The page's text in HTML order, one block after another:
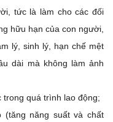
tức là làm cho các đối
hữu hạn của con người,
lý, sinh lý, hạn chế mệt
dài mà không làm ảnh
quá trình lao động;
(tăng năng suất và chất